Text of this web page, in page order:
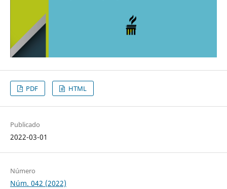
PDF HTML
Publicado
2022-03-01
Número
Núm. 042 (2022)